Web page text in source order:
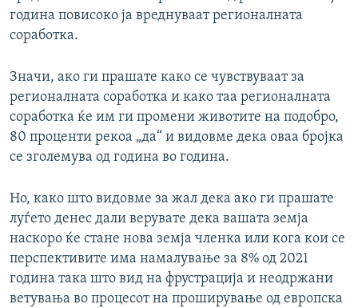
година повисоко ја вреднуваат регионалната
соработка.
Значи, ако ги прашате како се чувствуваат за
регионалната соработка и како таа регионалната
соработка ќе им ги промени животите на подобро,
80 проценти рекоа „да“ и видовме дека оваа бројка
се зголемува од година во година.
Но, како што видовме за жал дека ако ги прашате
луѓето денес дали верувате дека вашата земја
наскоро ќе стане нова земја членка или кога кои се
перспективите има намалување за 8% од 2021
година така што вид на фрустрација и неодржани
ветувања во процесот на проширување од европска